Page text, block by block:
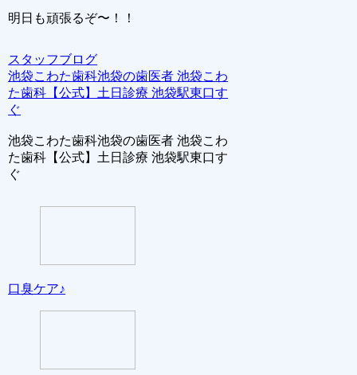
明日も頑張るぞ〜！！
スタッフブログ
池袋こわた歯科池袋の歯医者 池袋こわ
た歯科【公式】土日診療 池袋駅東口す
ぐ
池袋こわた歯科池袋の歯医者 池袋こわ
た歯科【公式】土日診療 池袋駅東口す
ぐ
口臭ケア♪